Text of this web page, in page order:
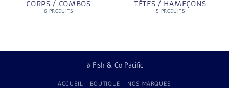
CORPS / COMBOS
6 PRODUITS
TÊTES / HAMEÇONS
5 PRODUITS
© Fish & Co Pacific
ACCUEIL BOUTIQUE NOS MARQUES